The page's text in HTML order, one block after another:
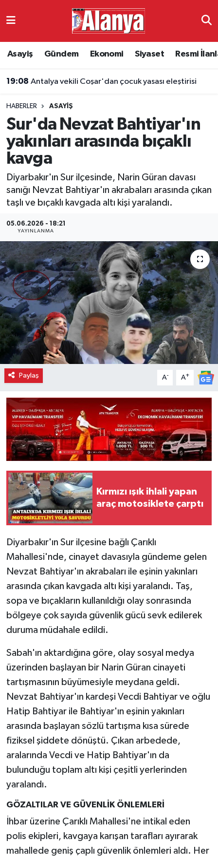
Asayiş Gündem Ekonomi Siyaset Resmi
19:08 Antalya vekili Coşar'dan çocuk yasası eleştirisi
HABERLER ASAYIŞ
Sur'da Nevzat Bahtiyar'ın
yakınları arasında bıçaklı
kavga
Diyarbakır'ın Sur ilçesinde, Narin Güran davası
sanığı Nevzat Bahtiyar'ın akrabaları arasında çıkan
taşlı ve bıçaklı kavgada altı kişi yaralandı.
05.06.2026 - 18:21
YAYINLANMA
Paylaş A- A+
Kırmızı ışık ihlali yapan
araç motosiklete çarptı
Diyarbakır'ın Sur ilçesine bağlı Çarıklı
Mahallesi'nde, cinayet davasıyla gündeme gelen
Nevzat Bahtiyar'ın akrabaları ile eşinin yakınları
arasında çıkan kavgada altı kişi yaralandı. Taş,
sopa ve bıçakların kullanıldığı olay sonrasında
bölgeye çok sayıda güvenlik gücü sevk edilerek
duruma müdahale edildi.
Sabah'ın aktardığına göre, olay sosyal medya
üzerinden başlayan bir Narin Güran cinayeti
tartışmasının büyümesiyle meydana geldi.
Nevzat Bahtiyar'ın kardeşi Vecdi Bahtiyar ve oğlu
Hatip Bahtiyar ile Bahtiyar'ın eşinin yakınları
arasında başlayan sözlü tartışma kısa sürede
fiziksel şiddete dönüştü. Çıkan arbedede,
aralarında Vecdi ve Hatip Bahtiyar'ın da
bulunduğu toplam altı kişi çeşitli yerlerinden
yaralandı.
GÖZALTILAR VE GÜVENLİK ÖNLEMLERİ
İhbar üzerine Çarıklı Mahallesi'ne intikal eden
polis ekipleri, kavgaya karışan tarafları ayırarak
mahallede geniş çaplı güvenlik önlemleri aldı. Her
Ekonomi
Resmi İlanlar
Alanyaspor
Turizm
Antalya Namaz Vakitleri
Antalya Trafik Yoğunluk Haritası
Süper Lig Puan Durumu ve Fikstür
Tüm Manşetler
Son Dakika Haberleri